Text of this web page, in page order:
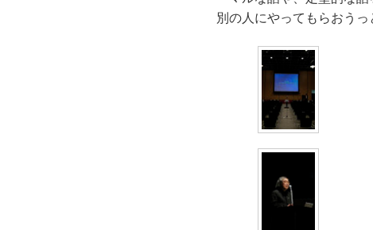
別の人にやってもらおうっ